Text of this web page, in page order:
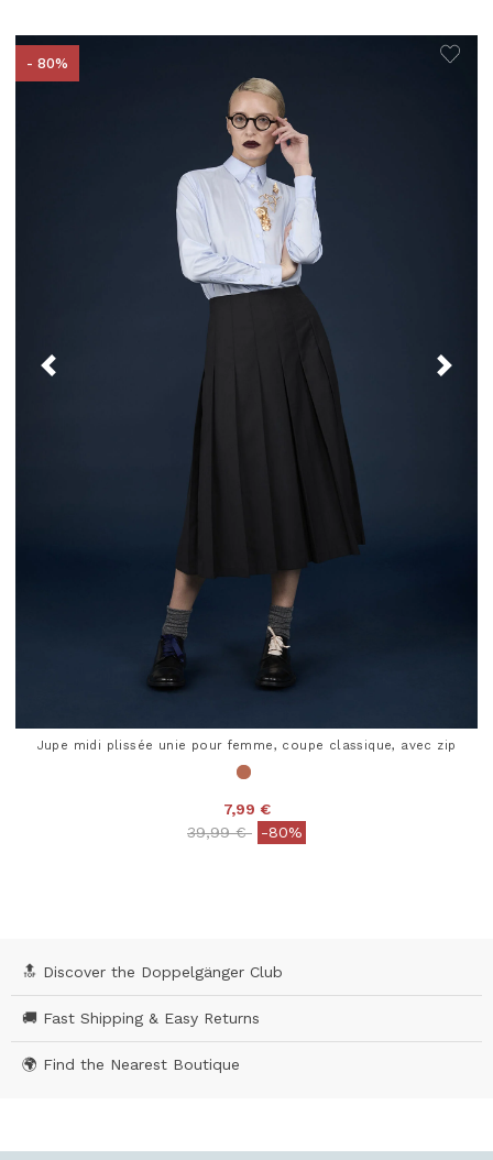
- 80%
Jupe midi plissée unie pour femme, coupe classique, avec zip
7,99 €
Price reduced from
39,99 €to-80%
🔝 Discover the Doppelgänger Club
🚚 Fast Shipping & Easy Returns
🌍 Find the Nearest Boutique